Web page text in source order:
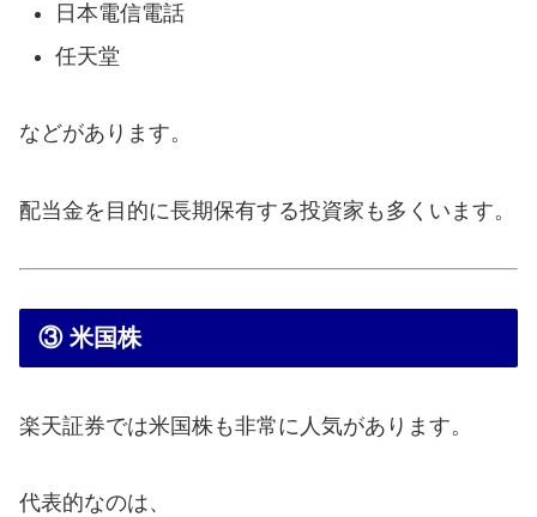
日本電信電話
任天堂
などがあります。
配当金を目的に長期保有する投資家も多くいます。
③ 米国株
楽天証券では米国株も非常に人気があります。
代表的なのは、